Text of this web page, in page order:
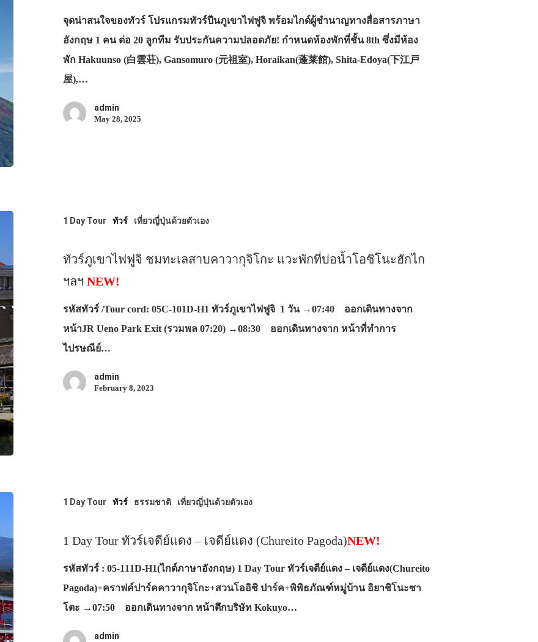
จุดน่าสนใจของทัวร์ โปรแกรมทัวร์ปีนภูเขาไฟฟูจิ พร้อมไกด์ผู้ชำนาญทางสื่อสารภาษา
อังกฤษ 1 คน ต่อ 20 ลูกทีม รับประกันความปลอดภัย! กำหนดห้องพักที่ชั้น 8th ซึ่งมีห้อง
พัก Hakuunso (白雲荘), Gansomuro (元祖室), Horaikan(蓬莱館), Shita-Edoya(下江戸
屋),…
admin
May 28, 2025
1 Day Tour ทัวร์ เที่ยวญี่ปุ่นด้วยตัวเอง
ทัวร์ภูเขาไฟฟูจิ ชมทะเลสาบคาวากุจิโกะ แวะพักที่บ่อน้ำโอชิโนะฮักไก
ฯลฯNEW!
รหัสทัวร์ /Tour cord: 05C-101D-H1 ทัวร์ภูเขาไฟฟูจิ 1 วัน →07:40 ออกเดินทางจาก
หน้าJR Ueno Park Exit (รวมพล 07:20) →08:30 ออกเดินทางจาก หน้าที่ทำการ
ไปรษณีย์…
admin
February 8, 2023
1 Day Tour ทัวร์ ธรรมชาติ เที่ยวญี่ปุ่นด้วยตัวเอง
1 Day Tour ทัวร์เจดีย์แดง – เจดีย์แดง (Chureito Pagoda)NEW!
รหัสทัวร์ : 05-111D-H1(ไกด์ภาษาอังกฤษ) 1 Day Tour ทัวร์เจดีย์แดง – เจดีย์แดง(Chureito
Pagoda)+คราฟค์ปาร์คคาวากุจิโกะ+สวนโออิชิ ปาร์ค+พิพิธภัณฑ์หมู่บ้าน อิยาชิโนะซา
โตะ →07:50 ออกเดินทางจาก หน้าตึกบริษัท Kokuyo…
admin